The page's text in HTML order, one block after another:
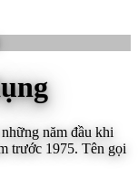
năm đầu khi
trước 1975. Tên gọi